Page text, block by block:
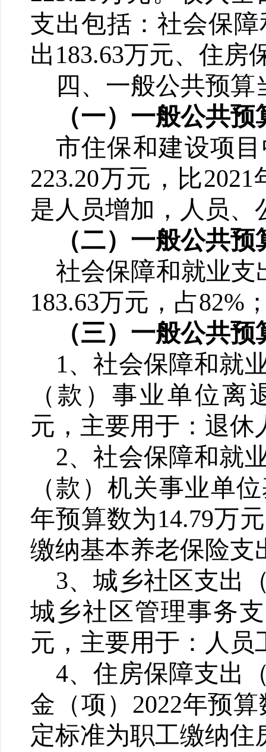
支出包括：社会保
出183.63万元、 住房
四 、一般公共预算
（一）一般公共
市住保和建设项
223.20万元，比2021
是人员增加，人员、
（二）一般公共
社会保障和就业支
183.63万元，占82%
（三）一般公共
1、社会保障和就
（款）事业单位离
元，主要用于：退休
2、社会保障和就
（款）机关事业单
年预算数为14.79万
缴纳基本养老保险支
3、城乡社区支出
城乡社区管理事务
元，主要用于：人
4、住房保障支出
金（项） 2022年预算
定标准为职工缴纳住